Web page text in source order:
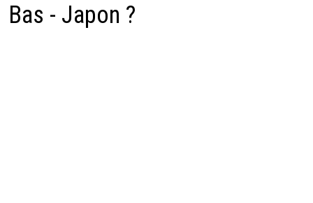
Bas - Japon ?